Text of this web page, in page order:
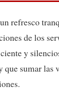
refresco
de los
y
que sumar las